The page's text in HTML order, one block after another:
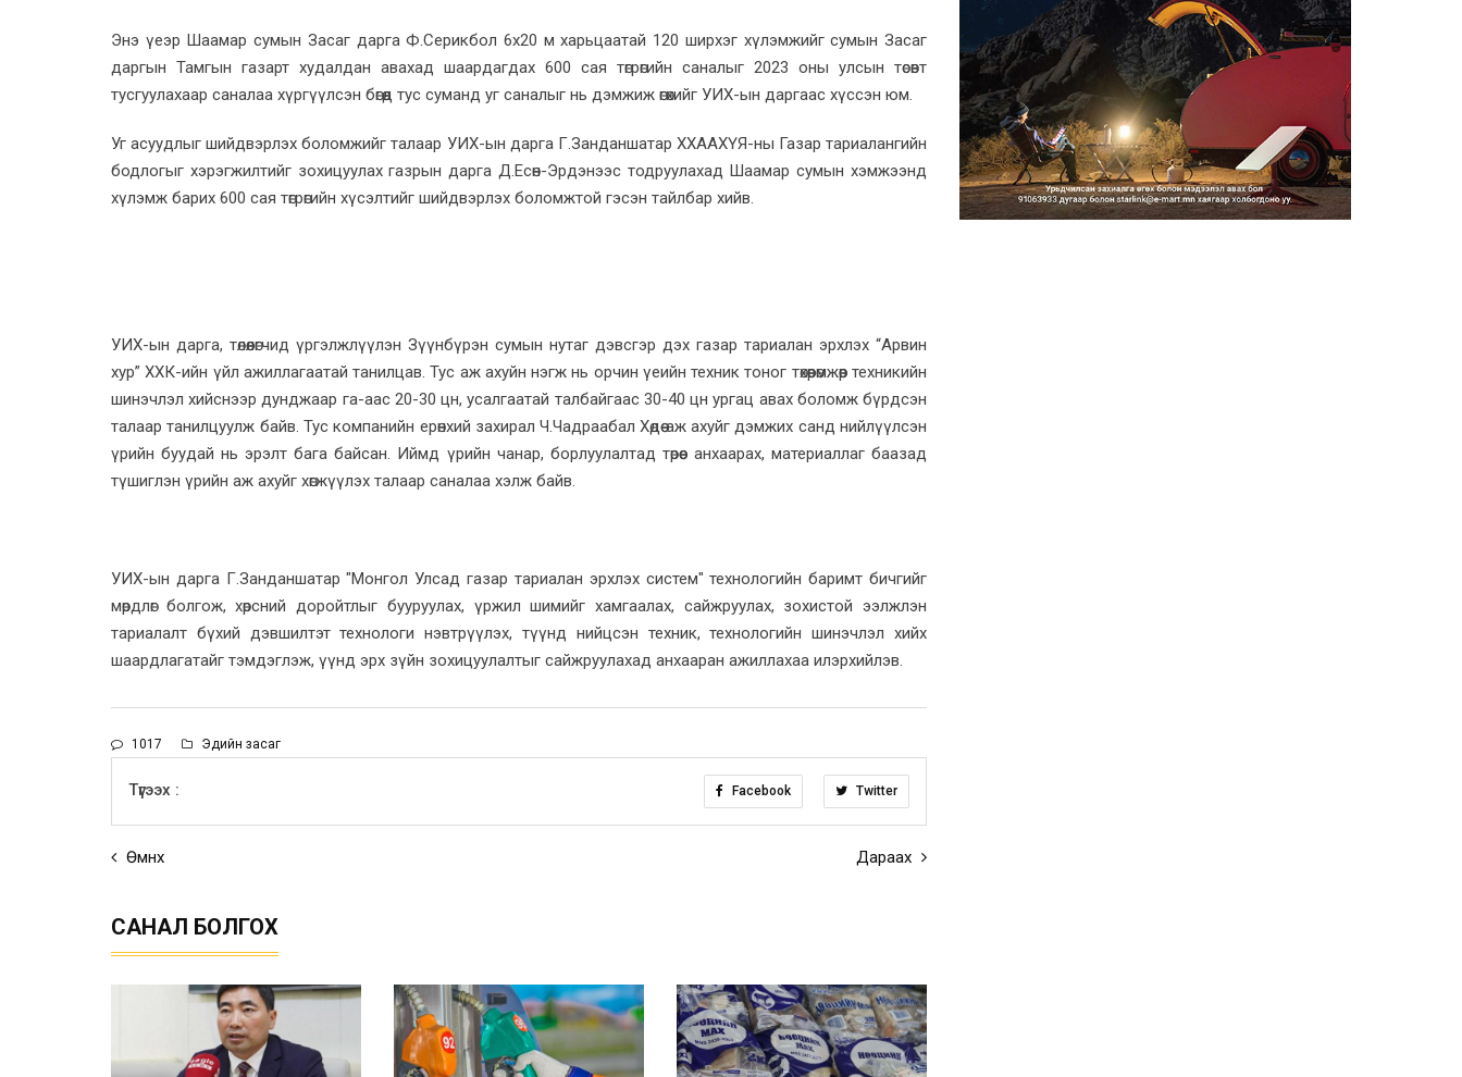
Энэ үеэр Шаамар сумын Засаг дарга Ф.Серикбол 6х20 м харьцаатай 120 ширхэг хүлэмжийг сумын Засаг
даргын Тамгын газарт худалдан авахад шаардагдах 600 сая төгрөгийн саналыг 2023 оны улсын төсөвт
тусгуулахаар саналаа хүргүүлсэн бөгөөд тус суманд уг саналыг нь дэмжиж өгөхийг УИХ-ын даргаас хүссэн юм.
Уг асуудлыг шийдвэрлэх боломжийг талаар УИХ-ын дарга Г.Занданшатар ХХААХҮЯ-ны Газар тариалангийн
бодлогыг хэрэгжилтийг зохицуулах газрын дарга Д.Есөн-Эрдэнээс тодруулахад Шаамар сумын хэмжээнд
хүлэмж барих 600 сая төгрөгийн хүсэлтийг шийдвэрлэх боломжтой гэсэн тайлбар хийв.
УИХ-ын дарга, төлөөлөгчид үргэлжлүүлэн Зүүнбүрэн сумын нутаг дэвсгэр дэх газар тариалан эрхлэх “Арвин
хур” ХХК-ийн үйл ажиллагаатай танилцав. Тус аж ахуйн нэгж нь орчин үеийн техник тоног төхөөрөмжөөр техникийн
шинэчлэл хийснээр дунджаар га-аас 20-30 цн, усалгаатай талбайгаас 30-40 цн ургац авах боломж бүрдсэн
талаар танилцуулж байв. Тус компанийн ерөнхий захирал Ч.Чадраабал Хөдөө аж ахуйг дэмжих санд нийлүүлсэн
үрийн буудай нь эрэлт бага байсан. Иймд үрийн чанар, борлуулалтад төрөөс анхаарах, материаллаг баазад
түшиглэн үрийн аж ахуйг хөгжүүлэх талаар саналаа хэлж байв.
УИХ-ын дарга Г.Занданшатар "Монгол Улсад газар тариалан эрхлэх систем" технологийн баримт бичгийг
мөрдлөг болгож, хөрсний доройтлыг бууруулах, үржил шимийг хамгаалах, сайжруулах, зохистой ээлжлэн
тариалалт бүхий дэвшилтэт технологи нэвтрүүлэх, түүнд нийцсэн техник, технологийн шинэчлэл хийх
шаардлагатайг тэмдэглэж, үүнд эрх зүйн зохицуулалтыг сайжруулахад анхааран ажиллахаа илэрхийлэв.
1017 Эдийн засаг
Түгээх : Facebook Twitter
Өмнөх Дараах
САНАЛ БОЛГОХ
Улсын чанартай хатуу
хучилттай авто замын талаас
и...
2026/08/06
Засгийн газар энэ оныг
дуустал санхүүгийн хэмнэлти...